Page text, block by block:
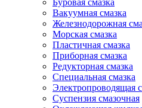
Буровая смазка
Вакуумная смазка
Железнодорожная
Морская смазка
Пластичная смазка
Приборная смазка
Редукторная смазка
Специальная смазка
Электропроводящая
Суспензия смазочная